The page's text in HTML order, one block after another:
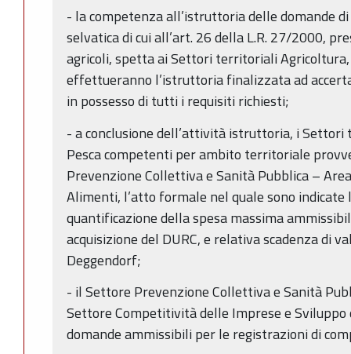
- la competenza all’istruttoria delle domande
selvatica di cui all’art. 26 della L.R. 27/2000,
agricoli, spetta ai Settori territoriali Agricoltura,
effettueranno l’istruttoria finalizzata ad
in possesso di tutti i requisiti richiesti;
- a conclusione dell’attività istruttoria, i Settori
Pesca competenti per ambito territoriale
Prevenzione Collettiva e Sanità Pubblica –
Alimenti, l’atto formale nel quale sono
quantificazione della spesa massima
acquisizione del DURC, e relativa scadenza di
Deggendorf;
- il Settore Prevenzione Collettiva e Sanità
Settore Competitività delle Imprese e Sviluppo
domande ammissibili per le registrazioni di